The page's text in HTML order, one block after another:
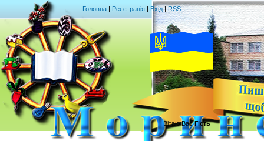
Головна | Реєстрація | Вхід| RSS
Вітаю Вас Гість